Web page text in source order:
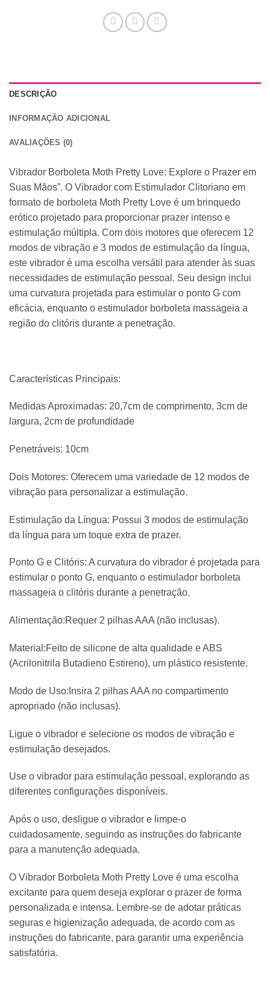
DESCRIÇÃO
INFORMAÇÃO ADICIONAL
AVALIAÇÕES (0)
Vibrador Borboleta Moth Pretty Love: Explore o Prazer em
Suas Mãos”. O Vibrador com Estimulador Clitoriano em
formato de borboleta Moth Pretty Love é um brinquedo
erótico projetado para proporcionar prazer intenso e
estimulação múltipla. Com dois motores que oferecem 12
modos de vibração e 3 modos de estimulação da língua,
este vibrador é uma escolha versátil para atender às suas
necessidades de estimulação pessoal. Seu design inclui
uma curvatura projetada para estimular o ponto G com
eficácia, enquanto o estimulador borboleta massageia a
região do clitóris durante a penetração.
Características Principais:
Medidas Aproximadas: 20,7cm de comprimento, 3cm de
largura, 2cm de profundidade
Penetráveis: 10cm
Dois Motores: Oferecem uma variedade de 12 modos de
vibração para personalizar a estimulação.
Estimulação da Língua: Possui 3 modos de estimulação
da língua para um toque extra de prazer.
Ponto G e Clitóris: A curvatura do vibrador é projetada para
estimular o ponto G, enquanto o estimulador borboleta
massageia o clitóris durante a penetração.
Alimentação:Requer 2 pilhas AAA (não inclusas).
Material:Feito de silicone de alta qualidade e ABS
(Acrilonitrila Butadieno Estireno), um plástico resistente.
Modo de Uso:Insira 2 pilhas AAA no compartimento
apropriado (não inclusas).
Ligue o vibrador e selecione os modos de vibração e
estimulação desejados.
Use o vibrador para estimulação pessoal, explorando as
diferentes configurações disponíveis.
Após o uso, desligue o vibrador e limpe-o
cuidadosamente, seguindo as instruções do fabricante
para a manutenção adequada.
O Vibrador Borboleta Moth Pretty Love é uma escolha
excitante para quem deseja explorar o prazer de forma
personalizada e intensa. Lembre-se de adotar práticas
seguras e higienização adequada, de acordo com as
instruções do fabricante, para garantir uma experiência
satisfatória.